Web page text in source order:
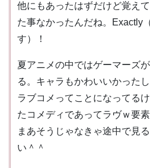
他にもあったはずだけど覚え
た事なかったんだね。Exactly
す）！
夏アニメの中ではゲーマーズ
る。キャラもかわいいかった
ラブコメってことになってる
たコメディであってラヴｗ要
まあそうじゃなきゃ途中で見
い＾＾